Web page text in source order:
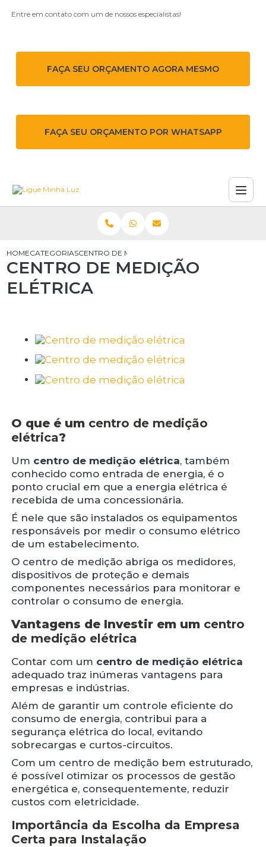
Entre em contato com um de nossos especialistas!
FAÇA SEU ORÇAMENTO AGORA MESMO
FAÇA SEU ORÇAMENTO POR WHATSAPP
HOMECATEGORIASCENTRO DE MEDIÇÃO ELÉTRICA
CENTRO DE MEDIÇÃO
ELÉTRICA
O que é um centro de medição
elétrica?
Um centro de medição elétrica, também
conhecido como entrada de energia, é o
ponto crucial em que a energia elétrica é
recebida de uma concessionária.
É nele que são instalados os equipamentos
responsáveis por medir o consumo elétrico
de um estabelecimento.
O centro de medição abriga os medidores,
dispositivos de proteção e demais
componentes necessários para monitorar e
controlar o consumo de energia.
Vantagens de Investir em um centro
de medição elétrica
Contar com um centro de medição elétrica
adequado traz inúmeras vantagens para
empresas e indústrias.
Além de garantir um controle eficiente do
consumo de energia, contribui para a
segurança elétrica do local, evitando
sobrecargas e curtos-circuitos.
Com um centro de medição bem estruturado,
é possível otimizar os processos de gestão
energética e, consequentemente, reduzir
custos com eletricidade.
Importância da Escolha da Empresa
Certa para Instalação